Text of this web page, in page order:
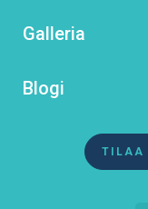
Galleria
Blogi
TILAA